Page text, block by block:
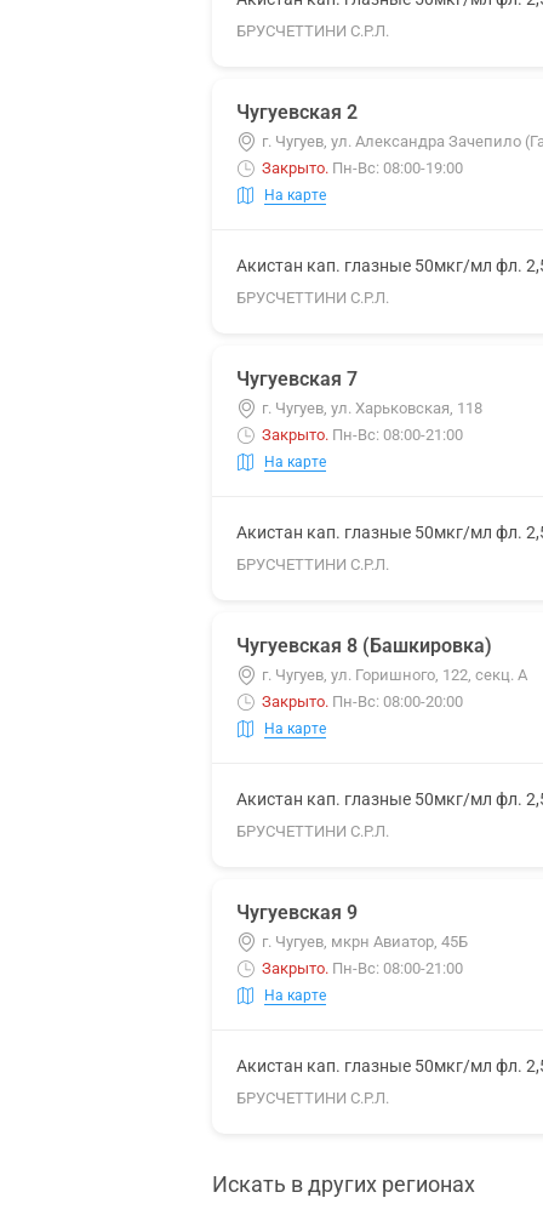
БРУСЧЕТТИНИ С.Р.Л.
Чугуевская 2
г. Чугуев, ул. Александра Зачепило
Закрыто. Пн-Вс: 08:00-19:00
На карте
Акистан кап. глазные 50мкг/мл фл.
БРУСЧЕТТИНИ С.Р.Л.
Чугуевская 7
г. Чугуев, ул. Харьковская, 118
Закрыто. Пн-Вс: 08:00-21:00
На карте
Акистан кап. глазные 50мкг/мл фл.
БРУСЧЕТТИНИ С.Р.Л.
Чугуевская 8 (Башкировка)
г. Чугуев, ул. Горишного, 122, секц. А
Закрыто. Пн-Вс: 08:00-20:00
На карте
Акистан кап. глазные 50мкг/мл фл.
БРУСЧЕТТИНИ С.Р.Л.
Чугуевская 9
г. Чугуев, мкрн Авиатор, 45Б
Закрыто. Пн-Вс: 08:00-21:00
На карте
Акистан кап. глазные 50мкг/мл фл.
БРУСЧЕТТИНИ С.Р.Л.
Искать в других регионах